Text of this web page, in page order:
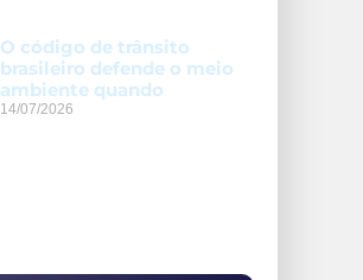
O código de trânsito
brasileiro defende o meio
ambiente quando
14/07/2026